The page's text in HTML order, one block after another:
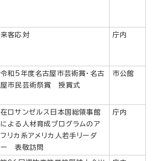
来客応対 庁内
令和5年度名古屋市芸術賞・名古
屋市民芸術祭賞 授賞式
市公館
在ロサンゼルス日本国総領事館
による人材育成プログラムのア
フリカ系アメリカ人若手リーダ
ー 表敬訪問
庁内